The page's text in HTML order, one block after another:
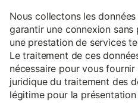
Nous collectons les
garantir une connexion
une prestation de services
Le traitement de ces
nécessaire pour vous
juridique du traitement des
légitime pour la